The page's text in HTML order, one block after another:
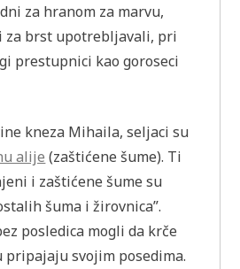
za hranom za marvu,
za brst upotrebljavali, pri
prestupnici kao goroseci
kneza Mihaila, seljaci su
alije (zaštićene šume). Ti
i zaštićene šume su
šuma i žirovnica”.
posledica mogli da krče
pripajaju svojim posedima.